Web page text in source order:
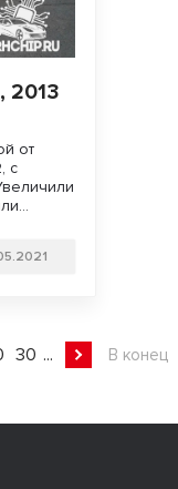
2013
от
с
30 ... В конец